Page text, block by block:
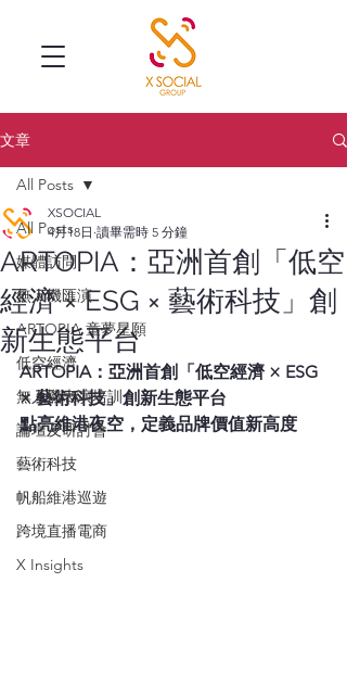
文章
All Posts
媒體訪問
無人機匯演
ARTOPIA 童夢星願
低空經濟
無人機表演培訓
論壇及研討會
藝術科技
帆船維港巡遊
跨境直播電商
X Insights
All Posts
ARTOPIA：亞洲首創「低空
經濟 × ESG × 藝術科技」創
新生態平台
XSOCIAL
4月18日 讀畢需時 5 分鐘
ARTOPIA：亞洲首創「低空經濟 × ESG
× 藝術科技」創新生態平台
點亮維港夜空，定義品牌價值新高度